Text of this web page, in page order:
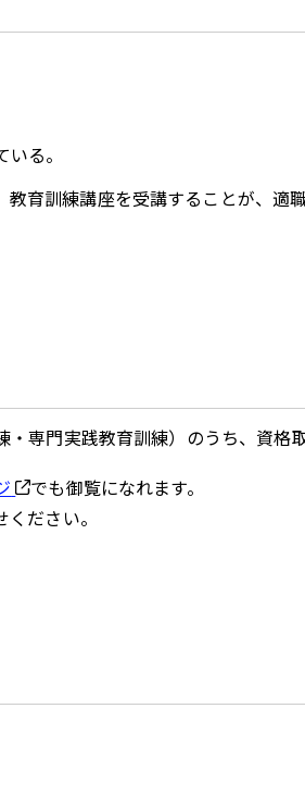
る。
育訓練講座を受講することが、適
専門実践教育訓練）のうち、資格
でも御覧になれます。
ださい。